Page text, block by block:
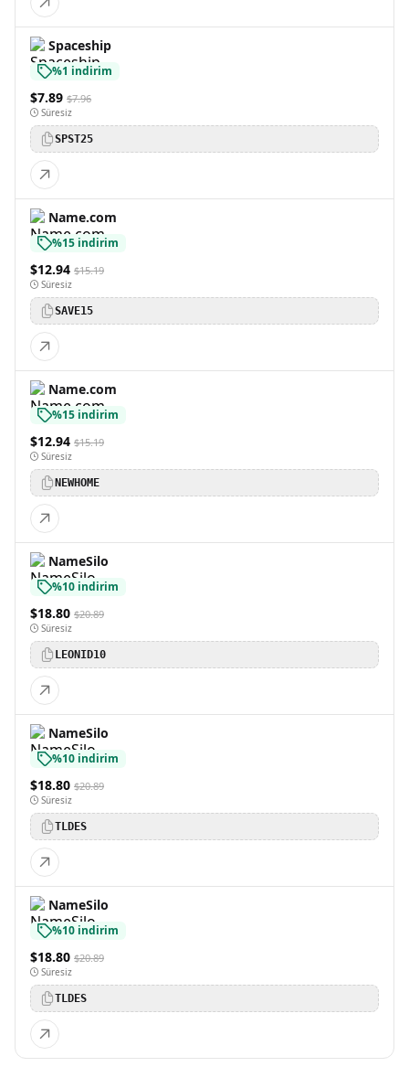
Spaceship
%1 indirim
$7.89 $7.96
Süresiz
SPST25
Name.com
%15 indirim
$12.94 $15.19
Süresiz
SAVE15
Name.com
%15 indirim
$12.94 $15.19
Süresiz
NEWHOME
NameSilo
%10 indirim
$18.80 $20.89
Süresiz
LEONID10
NameSilo
%10 indirim
$18.80 $20.89
Süresiz
TLDES
NameSilo
%10 indirim
$18.80 $20.89
Süresiz
TLDES